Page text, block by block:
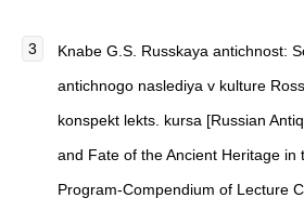
Knabe G.S. Russkaya antichnost:
antichnogo naslediya v kulture
konspekt lekts. kursa [Russian
and Fate of the Ancient Heritage in
Program-Compendium of Lecture